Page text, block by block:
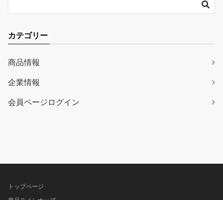
カテゴリー
商品情報
企業情報
会員ページログイン
トップページ